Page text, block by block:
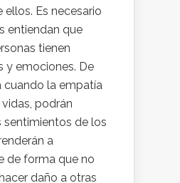
ellos. Es necesario
entiendan que
tienen
y emociones. De
cuando la empatía
podrán
sentimientos de los
a
de forma que no
daño a otras